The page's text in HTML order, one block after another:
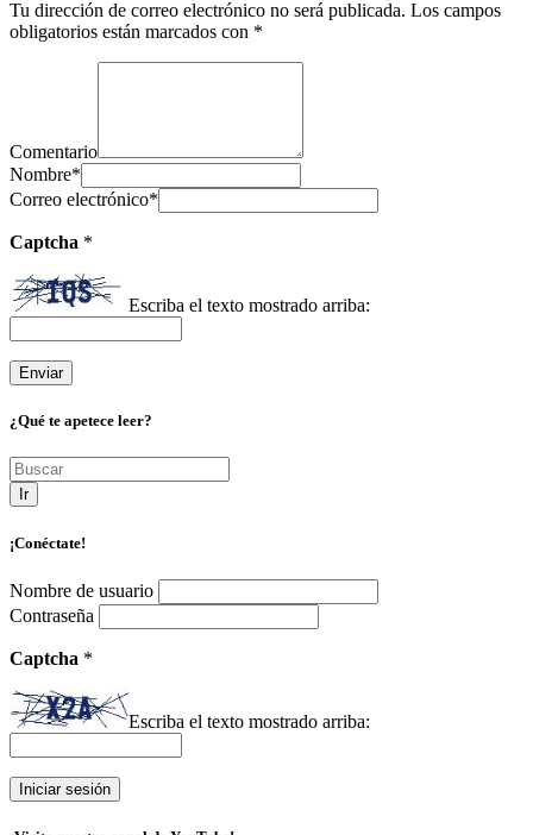
Tu dirección de correo electrónico no será publicada. Los campos
obligatorios están marcados con *
Comentario
Nombre*
Correo electrónico*
Captcha *
Escriba el texto mostrado arriba:
¿Qué te apetece leer?
Ir
¡Conéctate!
Nombre de usuario
Contraseña
Captcha *
Escriba el texto mostrado arriba: